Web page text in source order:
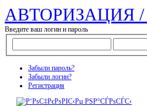
АВТОРИЗАЦИЯ
Введите ваш логин и пароль
Забыли пароль?
Забыли логин?
Регистрация